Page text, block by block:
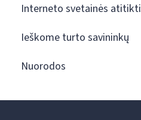
Interneto svetainės
Ieškome turto savininkų
Nuorodos